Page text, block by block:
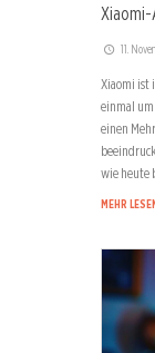
Xiaomi-
11.
Xiaomi ist
einmal
einen
wie heute
MEHR